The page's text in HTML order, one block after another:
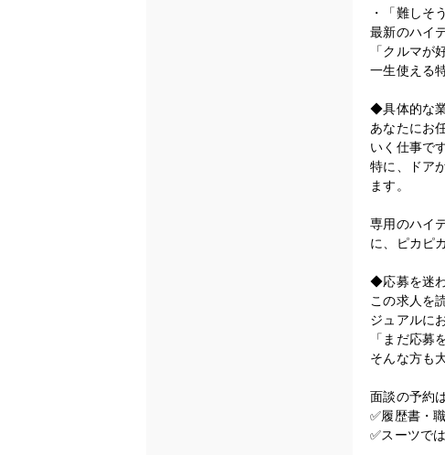
・「難しそ
最新のハイ
「クルマが
一生使える
◆具体的な
あなたにお
いく仕事です
特に、ドア
ます。
専用のハイ
に、ピカピ
◆応募を迷
この求人を
ジュアルに
「まだ応
そんな方も
面談の予約
✅履歴書・
✅スーツで